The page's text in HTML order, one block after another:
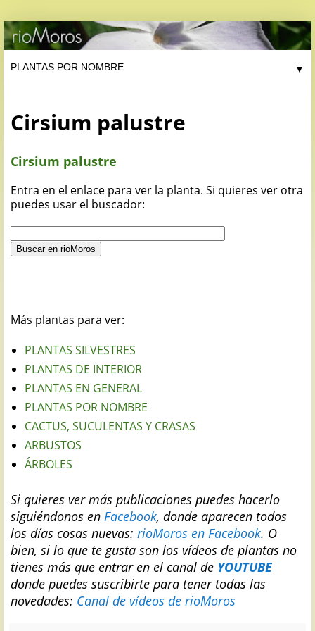
▼
Cirsium palustre
Cirsium palustre
Entra en el enlace para ver la planta. Si quieres ver otra
puedes usar el buscador:
Más plantas para ver:
PLANTAS SILVESTRES
PLANTAS DE INTERIOR
PLANTAS EN GENERAL
PLANTAS POR NOMBRE
CACTUS, SUCULENTAS Y CRASAS
ARBUSTOS
ÁRBOLES
Si quieres ver más publicaciones puedes hacerlo
siguiéndonos en Facebook, donde aparecen todos
los días cosas nuevas: rioMoros en Facebook. O
bien, si lo que te gusta son los vídeos de plantas no
tienes más que entrar en el canal de YOUTUBE
donde puedes suscribirte para tener todas las
novedades: Canal de vídeos de rioMoros